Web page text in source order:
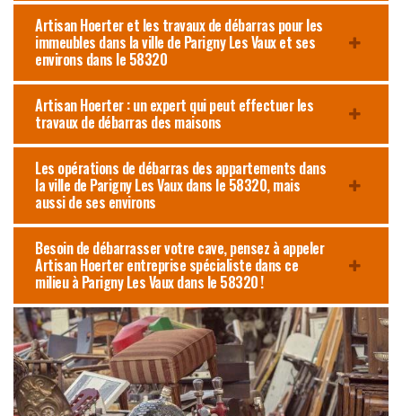
Artisan Hoerter et les travaux de débarras pour les
immeubles dans la ville de Parigny Les Vaux et ses
environs dans le 58320
Artisan Hoerter : un expert qui peut effectuer les
travaux de débarras des maisons
Les opérations de débarras des appartements dans
la ville de Parigny Les Vaux dans le 58320, mais
aussi de ses environs
Besoin de débarrasser votre cave, pensez à appeler
Artisan Hoerter entreprise spécialiste dans ce
milieu à Parigny Les Vaux dans le 58320 !